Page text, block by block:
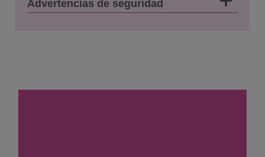
Advertencias de seguridad